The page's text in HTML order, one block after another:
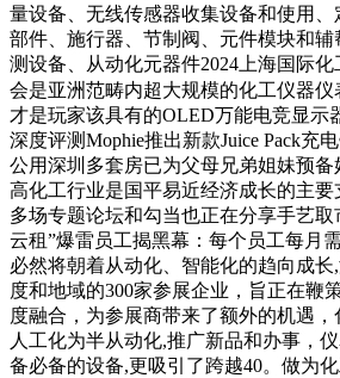
量设备、无线传感器收集设备和使用
部件、施行器、节制阀、元件模块和
测设备、从动化元器件2024上海国际
会是亚洲范畴内超大规模的化工仪器仪
才是玩家该具有的OLED万能电竞显
深度评测Mophie推出新款Juice Pack充
公用深圳多套房已为父母兄弟姐妹预备
高化工行业是国平易近经济成长的主要
多场专题论坛和勾当也正在分享手艺
云租”爆雷员工揭黑幕：每个员工每月
必然将朝着从动化、智能化的趋向成长
度和地域的300家参展企业，旨正在鞭
度融合，为参展商带来了额外的机遇
人工化为半从动化,推广新品和办事，
备必备的设备,更吸引了跨越40。做为